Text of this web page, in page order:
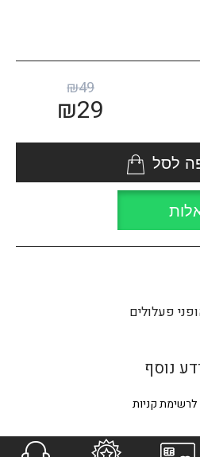
₪49
₪29
לסל
פעלולים
נוסף
קניות